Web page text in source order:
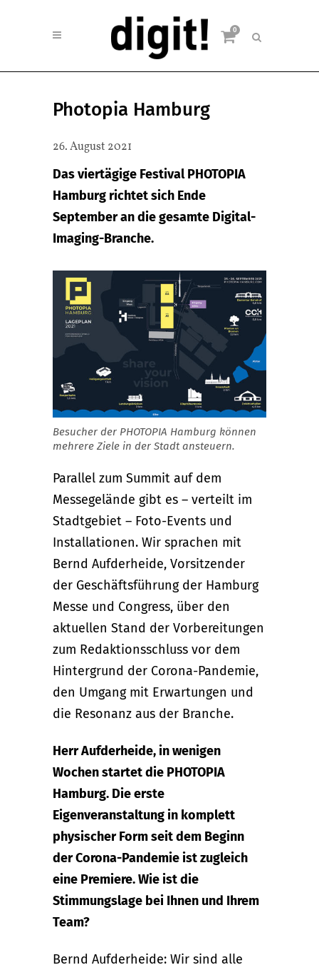
0
Photopia Hamburg
26. August 2021
Das viertägige Festival PHOTOPIA
Hamburg richtet sich Ende
September an die gesamte Digital-
Imaging-Branche.
Besucher der PHOTOPIA Hamburg können
mehrere Ziele in der Stadt ansteuern.
Parallel zum Summit auf dem
Messegelände gibt es – verteilt im
Stadtgebiet – Foto-Events und
Installationen. Wir sprachen mit
Bernd Aufderheide, Vorsitzender
der Geschäftsführung der Hamburg
Messe und Congress, über den
aktuellen Stand der Vorbereitungen
zum Redaktionsschluss vor dem
Hintergrund der Corona-Pandemie,
den Umgang mit Erwartungen und
die Resonanz aus der Branche.
Herr Aufderheide, in wenigen
Wochen startet die PHOTOPIA
Hamburg. Die erste
Eigenveranstaltung in komplett
physischer Form seit dem Beginn
der Corona-Pandemie ist zugleich
eine Premiere. Wie ist die
Stimmungslage bei Ihnen und Ihrem
Team?
Bernd Aufderheide: Wir sind alle